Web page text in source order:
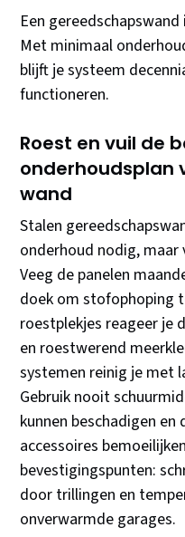
Een
Met minimaal
blijft je systeem
functioneren.
Roest en vuil de
onderhoudsplan
wand
Stalen
onderhoud nodig,
Veeg de panelen
doek om stofophoping
roestplekjes reageer je
en roestwerend
systemen reinig je met
Gebruik nooit
kunnen beschadigen en
accessoires
bevestigingspunten:
door trillingen en
onverwarmde garages.